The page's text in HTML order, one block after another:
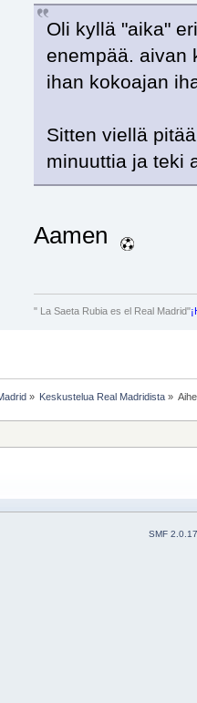
Oli kyllä "aika"
enempää. aivan
ihan kokoajan
Sitten viellä
minuuttia ja teki
Aamen
" La Saeta Rubia es el Real Madrid"
» Keskustelua Real Madridista»
SMF 2.0.17